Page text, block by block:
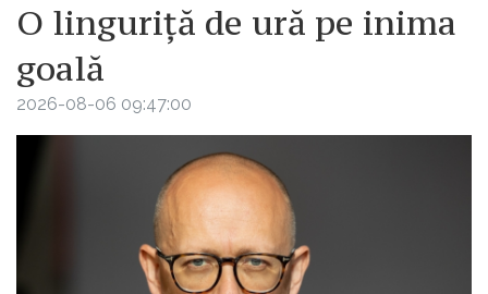
O linguriță de ură pe inima
goală
2026-08-06 09:47:00